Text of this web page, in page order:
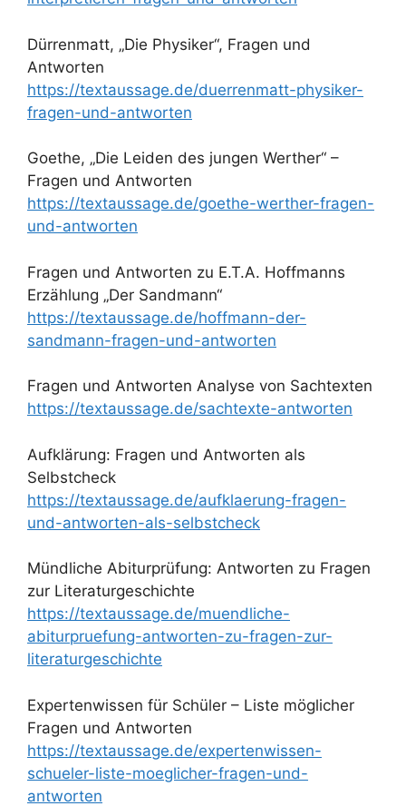
Dürrenmatt, „Die Physiker“, Fragen und
Antworten
https://textaussage.de/duerrenmatt-physiker-
fragen-und-antworten
Goethe, „Die Leiden des jungen Werther“ –
Fragen und Antworten
https://textaussage.de/goethe-werther-fragen-
und-antworten
Fragen und Antworten zu E.T.A. Hoffmanns
Erzählung „Der Sandmann“
https://textaussage.de/hoffmann-der-
sandmann-fragen-und-antworten
Fragen und Antworten Analyse von Sachtexten
https://textaussage.de/sachtexte-antworten
Aufklärung: Fragen und Antworten als
Selbstcheck
https://textaussage.de/aufklaerung-fragen-
und-antworten-als-selbstcheck
Mündliche Abiturprüfung: Antworten zu Fragen
zur Literaturgeschichte
https://textaussage.de/muendliche-
abiturpruefung-antworten-zu-fragen-zur-
literaturgeschichte
Expertenwissen für Schüler – Liste möglicher
Fragen und Antworten
https://textaussage.de/expertenwissen-
schueler-liste-moeglicher-fragen-und-
antworten